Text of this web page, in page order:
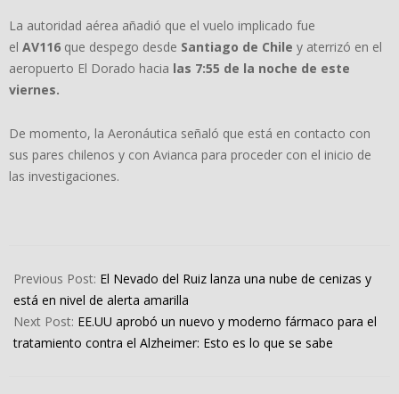
La autoridad aérea añadió que el vuelo implicado fue
el AV116 que despego desde Santiago de Chile y aterrizó en el
aeropuerto El Dorado hacia las 7:55 de la noche de este
viernes.
De momento, la Aeronáutica señaló que está en contacto con
sus pares chilenos y con Avianca para proceder con el inicio de
las investigaciones.
01-
07
Previous Post: El Nevado del Ruiz lanza una nube de cenizas y
está en nivel de alerta amarilla
Next Post: EE.UU aprobó un nuevo y moderno fármaco para el
tratamiento contra el Alzheimer: Esto es lo que se sabe